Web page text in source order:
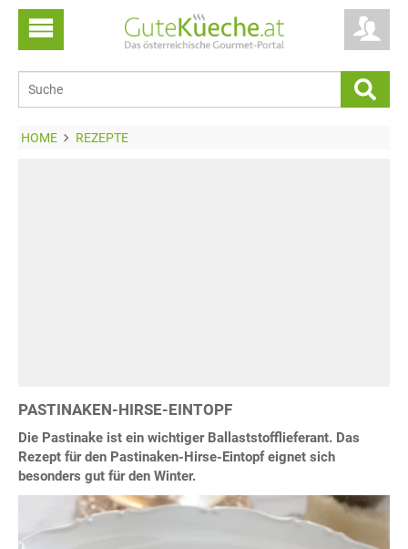
HOME REZEPTE
PASTINAKEN-HIRSE-EINTOPF
Die Pastinake ist ein wichtiger Ballaststofflieferant. Das
Rezept für den Pastinaken-Hirse-Eintopf eignet sich
besonders gut für den Winter.